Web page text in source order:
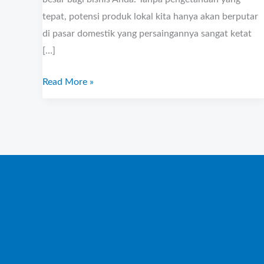
tepat, potensi produk lokal kita hanya akan berputar
di pasar domestik yang persaingannya sangat ketat
[…]
Read More »